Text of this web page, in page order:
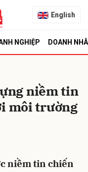
English
NGHIỆP DOANH
niềm tin
môi trường
niềm tin chiến
Hủy